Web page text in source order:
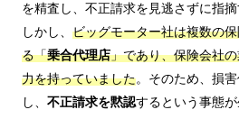
を精査し、不正請求を見逃さずに指摘
しかし、 ビッグモーター社は複数の
る「乗合代理店」であり、保険会社
力を持っていました。そのため、損
し、 不正請求を黙認するという事態が